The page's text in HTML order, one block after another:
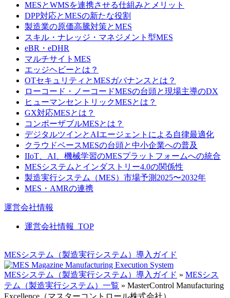
MESとWMSを連携させる仕組みとメリット
DPP対応とMESの新たな役割
製造業の原価高騰対策とMES
スキル・ナレッジ・マネジメント型MES
eBR・eDHR
マルチサイトMES
エッジヘビーとは？
OTセキュリティとMESガバナンスとは？
ローコード・ノーコードMESの台頭と現場主導のDX
ヒューマンセントリックMESとは？
GX対応MESとは？
コンポーザブルMESとは？
デジタルツインとAIエージェントによる自律最適化
クラウドベースMESの台頭と中小企業への普及
IIoT、AI、機械学習のMESプラットフォームへの統合
MESシステムとインダストリー4.0の関係性
製造実行システム（MES）市場予測2025〜2032年
MES・AMRの連携
運営会社情報
運営会社情報_TOP
MESシステム（製造実行システム）導入ガイド
MESシステム（製造実行システム）導入ガイド » MESシス
テム（製造実行システム）一覧 » MasterControl Manufacturing
Excellence（マスターコントロール株式会社）